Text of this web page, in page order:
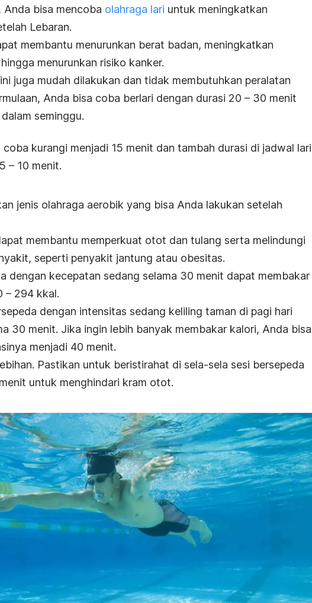
Anda bisa mencoba olahraga lari untuk meningkatkan
Lebaran.
membantu menurunkan berat badan, meningkatkan
menurunkan risiko kanker.
juga mudah dilakukan dan tidak membutuhkan peralatan
Anda bisa coba berlari dengan durasi 20 – 30 menit
seminggu.
kurangi menjadi 15 menit dan tambah durasi di jadwal lari
– 10 menit.
jenis olahraga aerobik yang bisa Anda lakukan setelah
membantu memperkuat otot dan tulang serta melindungi
seperti penyakit jantung atau obesitas.
dengan kecepatan sedang selama 30 menit dapat membakar
– 294 kkal.
dengan intensitas sedang keliling taman di pagi hari
30 menit. Jika ingin lebih banyak membakar kalori, Anda bisa
menjadi 40 menit.
Pastikan untuk beristirahat di sela-sela sesi bersepeda
untuk menghindari kram otot.